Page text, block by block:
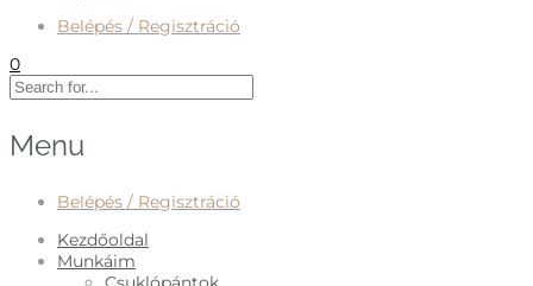
Belépés / Regisztráció
0
Menu
Belépés / Regisztráció
Kezdőoldal
Munkáim